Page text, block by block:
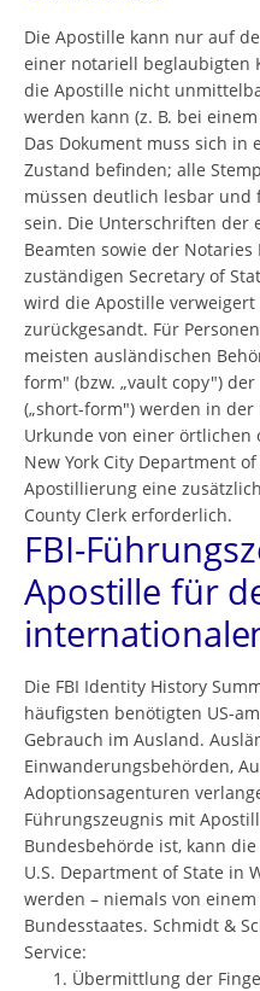
Die Apostille kann nur auf
einer notariell beglaubigten
die Apostille nicht
werden kann (z. B. bei
Das Dokument muss sich in
Zustand befinden; alle
müssen deutlich lesbar und
sein. Die Unterschriften der
Beamten sowie der
zuständigen Secretary of
wird die Apostille
zurückgesandt. Für
meisten ausländischen
form" (bzw. „vault copy")
(„short-form") werden in
Urkunde von einer örtlichen
New York City Department
Apostillierung eine
County Clerk erforderlich.
FBI-
Apostille für
Die FBI Identity History
häufigsten benötigten US-
Gebrauch im Ausland.
Einwanderungsbehörden,
Adoptionsagenturen
Führungszeugnis mit
Bundesbehörde ist, kann
U.S. Department of State in
werden – niemals von
Bundesstaates. Schmidt &
Service:
Übermittlung der